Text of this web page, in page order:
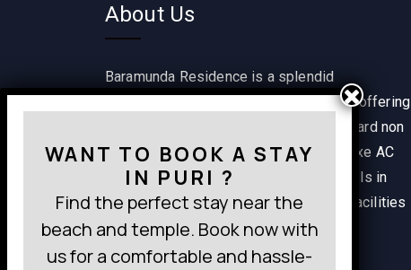
About Us
Baramunda Residence is a splendid
accommodation option in Bhubaneswar offering
a range of rooms including single standard non
AC, classic non AC, classic AC and deluxe AC
rooms. It is one of the best budget hotels in
Bhubaneswar providing wide range of facilities
within a pocket-friendly budget.
WANT TO BOOK A STAY
IN PURI ?
Find the perfect stay near the
beach and temple. Book now with
us for a comfortable and hassle-